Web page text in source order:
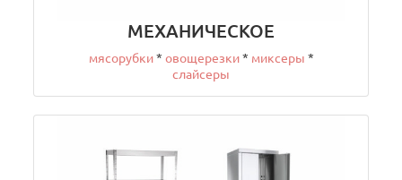
МЕХАНИЧЕСКОЕ
мясорубки* овощерезки* миксеры *
слайсеры